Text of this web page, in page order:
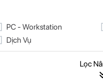
PC - Workstation
Dịch Vụ